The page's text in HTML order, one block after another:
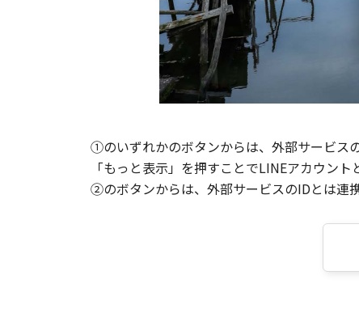
①のいずれかのボタンからは、外部サービス
「もっと表示」を押すことでLINEアカウント
②のボタンからは、外部サービスのIDとは連